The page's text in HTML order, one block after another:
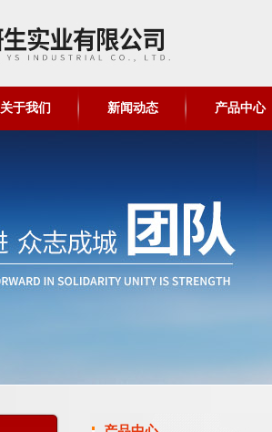
关于我们 新闻动态 产品中心